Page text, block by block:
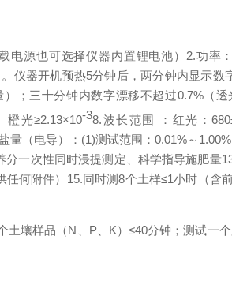
电源也可选择仪器内置锂电池） 2.功率
仪器开机预热5分钟后，两分钟内显示数
）；三十分钟内数字漂移不超过0.7%（透
橙光≥2.13×10-38.波长范围 ：红光：680
量（电导）： (1)测试范围：0.01%～
分一次性同时浸提测定、科学指导施肥量
任何附件） 15.同时测8个土样≤1小时（含
土壤样品（N P、 K）≤40分钟；测试一